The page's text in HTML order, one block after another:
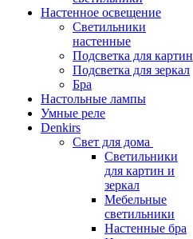
Настенное освещение
Светильники
настенные
Подсветка для картин
Подсветка для зеркал
Бра
Настольные лампы
Умные реле
Denkirs
Свет для дома
Светильники
для картин и
зеркал
Мебельные
светильники
Настенные бра